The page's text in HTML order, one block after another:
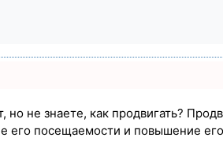
но не знаете, как продвигать?
его посещаемости и повышение